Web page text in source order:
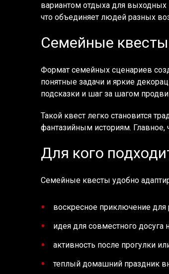
вариантом отдыха для выходных
что объединяет людей разных
Семейные
Формат семейных сценариев
понятные задачи и яркие
подсказки и шаг за шагом
Такой квест легко становится
фантазийным историям. Главное,
Для кого
Семейные квесты удобно
воскресное приключение для
идея для совместного досуга
активность после прогулки
теплый домашний праздник